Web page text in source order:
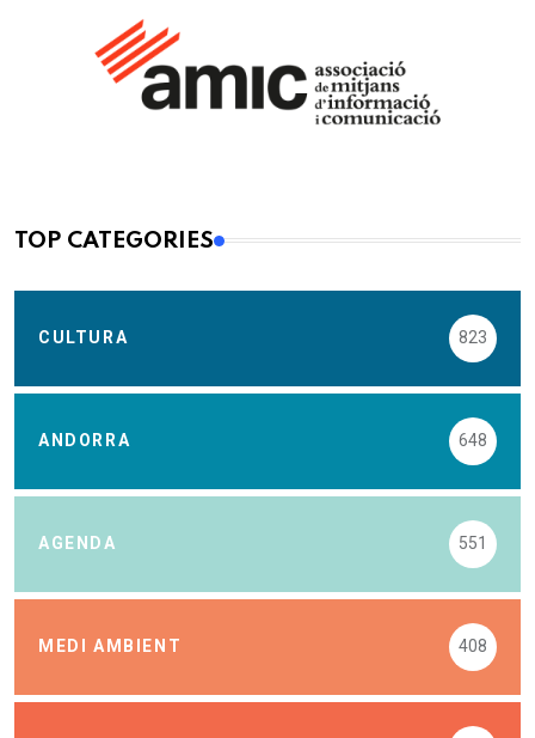
TOP CATEGORIES
CULTURA 823
ANDORRA 648
AGENDA 551
MEDI AMBIENT 408